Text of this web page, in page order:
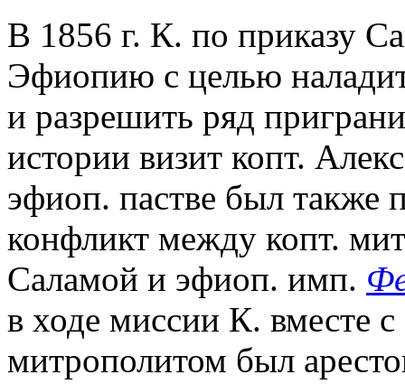
В 1856 г. К. по приказу
Эфиопию с целью
и разрешить ряд
истории визит копт.
эфиоп. пастве был также
конфликт между копт.
Саламой и эфиоп. имп.
в ходе миссии К. вместе
митрополитом был